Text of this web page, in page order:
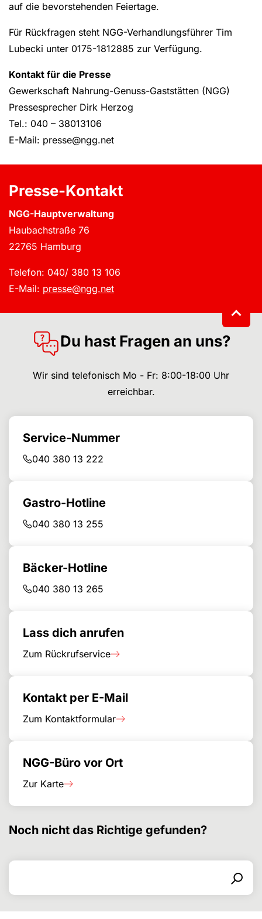
auf die bevorstehenden Feiertage.
Für Rückfragen steht NGG-Verhandlungsführer Tim
Lubecki unter 0175-1812885 zur Verfügung.
Kontakt für die Presse
Gewerkschaft Nahrung-Genuss-Gaststätten (NGG)
Pressesprecher Dirk Herzog
Tel.: 040 – 38013106
E-Mail: presse@ngg.net
Presse-Kontakt
NGG-Hauptverwaltung
Haubachstraße 76
22765 Hamburg
Telefon: 040/ 380 13 106
E-Mail: presse@ngg.net
Du hast Fragen an uns?
Wir sind telefonisch Mo - Fr: 8:00-18:00 Uhr
erreichbar.
Service-Nummer
040 380 13 222
Gastro-Hotline
040 380 13 255
Bäcker-Hotline
040 380 13 265
Lass dich anrufen
Zum Rückrufservice
Kontakt per E-Mail
Zum Kontaktformular
NGG-Büro vor Ort
Zur Karte
Noch nicht das Richtige gefunden?
Search for
Search